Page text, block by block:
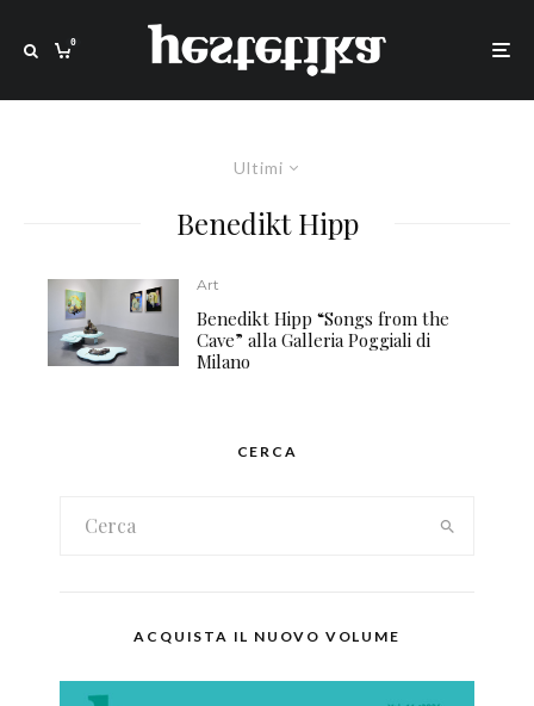
0
Ultimi
Benedikt Hipp
Art
Benedikt Hipp “Songs from the
Cave” alla Galleria Poggiali di
Milano
CERCA
ACQUISTA IL NUOVO VOLUME